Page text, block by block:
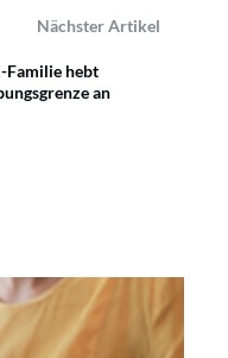
Nächster Artikel
Familie hebt
an